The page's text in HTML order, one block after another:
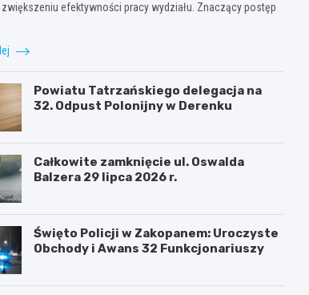
zwiększeniu efektywności pracy wydziału. Znaczący postęp
Powiatu Tatrzańskiego delegacja na
32. Odpust Polonijny w Derenku
Całkowite zamknięcie ul. Oswalda
Balzera 29 lipca 2026 r.
Święto Policji w Zakopanem: Uroczyste
Obchody i Awans 32 Funkcjonariuszy